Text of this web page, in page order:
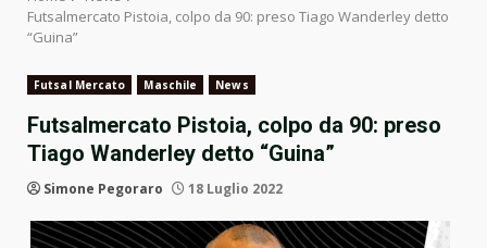
Futsalmercato Pistoia, colpo da 90: preso Tiago Wanderley detto
“Guina”
Futsal Mercato Maschile News
Futsalmercato Pistoia, colpo da 90: preso
Tiago Wanderley detto “Guina”
Simone Pegoraro 18 Luglio 2022